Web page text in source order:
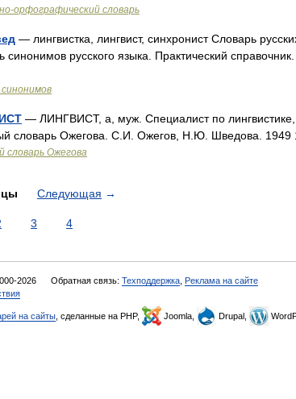
орфографический словарь
— лингвистка, лингвист, синхронист Словарь
синонимов русского языка. Практический
— ЛИНГВИСТ, а, муж. Специалист по лингвистике,
словарь Ожегова. С.И. Ожегов, Н.Ю. Шведова. 1949
словарь Ожегова
Следующая →
3 4
2026 Обратная связь: Техподдержка Реклама на сайте
на сайты , сделанные на PHP, Joomla, Drupal,